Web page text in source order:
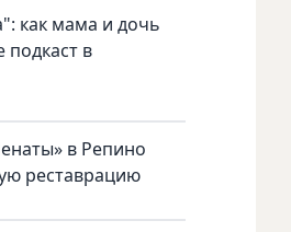
как мама и дочь
подкаст в
в Репино
реставрацию